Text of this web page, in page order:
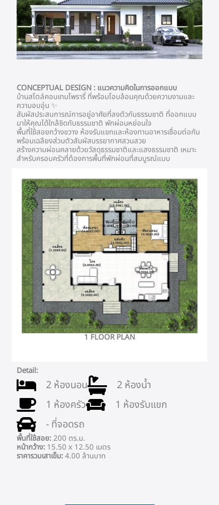
CONCEPTUAL DESIGN : แนวความคิดในการออกแบบ
บ้านสไตล์คอนเทมโพรารี่ ที่พร้อมโอบล้อมคุณด้วยความงามและ
ความอบอุ่น ✨
สัมผัสประสบการณ์การอยู่อาศัยที่ลงตัวกับธรรมชาติ ที่ออกแบบ
มาให้คุณได้ใกล้ชิดกับธรรมชาติ พักผ่อนหย่อนใจ
พื้นที่ใช้สอยกว้างขวาง ห้องรับแขกและห้องทานอาหารเชื่อมต่อกัน
พร้อมเฉลียงส่วนตัวสัมผัสบรรยากาศสวนสวย
สร้างความผ่อนคลายด้วยวัสดุธรรมชาติและแสงธรรมชาติ เหมาะ
สำหรับครอบครัวที่ต้องการพื้นที่พักผ่อนที่สมบูรณ์แบบ
1 FLOOR PLAN
Detail:
2 ห้องนอน
2 ห้องน้ำ
1 ห้องครัว
1 ห้องรับแขก
- ที่จอดรถ
พื้นที่ใช้สอย:200 ตร.ม.
หน้ากว้าง: 15.50 x 12.50 เมตร
ราคารวมเสาเข็ม:4.00 ล้านบาท